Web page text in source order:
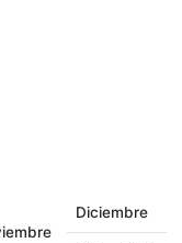
Diciembre